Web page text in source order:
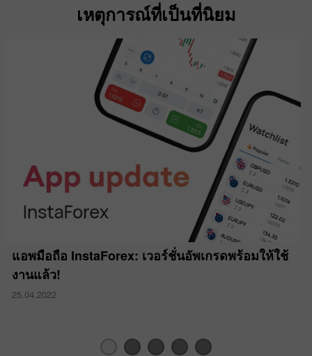
เหตุการณ์ที่เป็นที่นิยม
แอพมือถือ InstaForex: เวอร์ชั่นอัพเกรดพร้อมให้ใช้
งานแล้ว!
25.04.2022